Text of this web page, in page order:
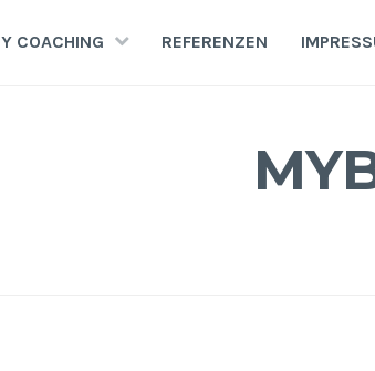
COACHING REFERENZEN